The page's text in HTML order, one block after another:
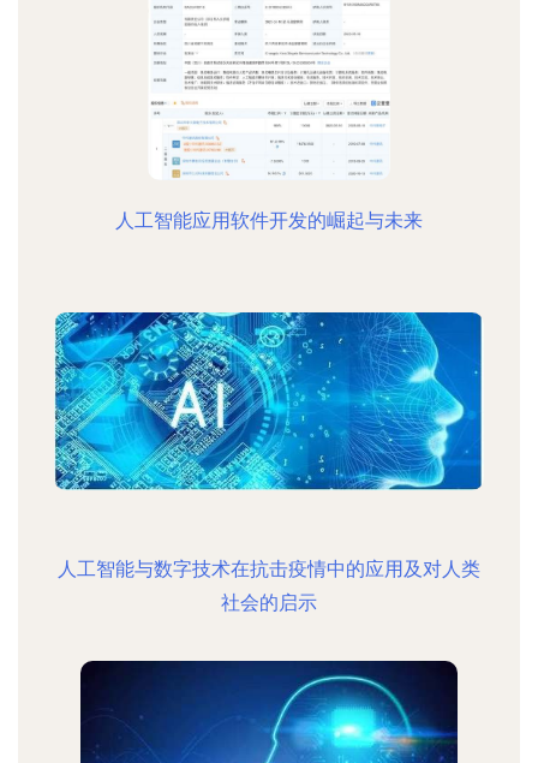
人工智能应用软件开发的崛起与未来
人工智能与数字技术在抗击疫情中的应用及对人类
社会的启示